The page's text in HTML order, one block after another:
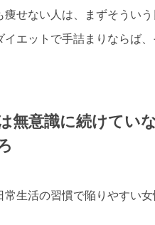
痩せない人は、まずそうい
イエットで手詰まりならば
無意識に続けてい
常生活の習慣で陥りやすい